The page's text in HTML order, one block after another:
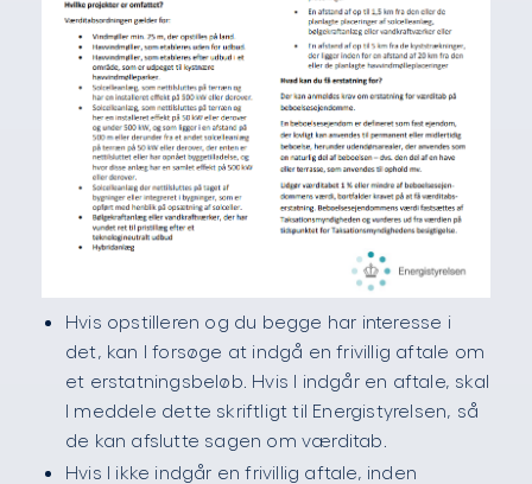
Hvis opstilleren og du begge har interesse i
det, kan I forsøge at indgå en frivillig aftale om
et erstatningsbeløb. Hvis I indgår en aftale, skal
I meddele dette skriftligt til Energistyrelsen, så
de kan afslutte sagen om værditab.
Hvis I ikke indgår en frivillig aftale, inden